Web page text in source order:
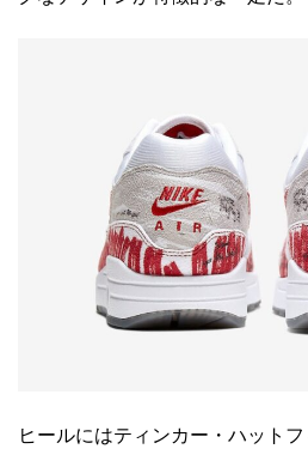
ヒールにはティンカー・ハット